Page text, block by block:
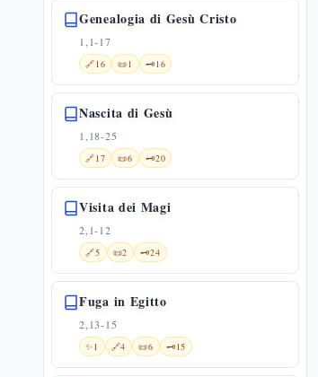
Genealogia di Gesù Cristo
1,1-17
🔗16 📜1 🗝️16
Nascita di Gesù
1,18-25
🔗17 📜6 🗝️20
Visita dei Magi
2,1-12
🔗5 📜2 🗝️24
Fuga in Egitto
2,13-15
✨1 🔗4 📜6 🗝️15